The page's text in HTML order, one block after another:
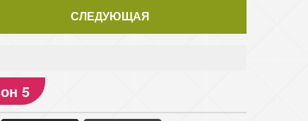
СЛЕДУЮЩАЯ
5